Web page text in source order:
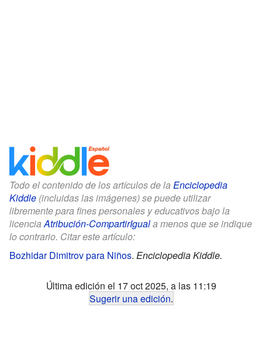
Todo el contenido de los artículos de la Enciclopedia
Kiddle (incluidas las imágenes) se puede utilizar
libremente para fines personales y educativos bajo la
licenciaAtribución-CompartirIguala menos que se indique
lo contrario. Citar este artículo:
Bozhidar Dimitrov para Niños. Enciclopedia Kiddle.
Última edición el 17 oct 2025, a las 11:19
Sugerir una edición.